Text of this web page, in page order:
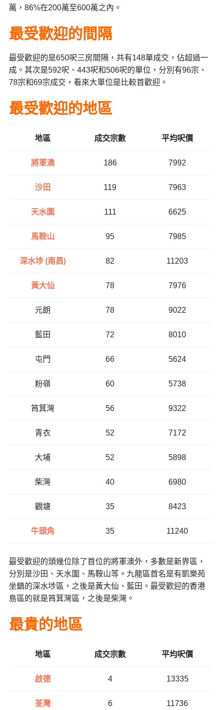
萬，86%在200萬至600萬之內。
最受歡迎的間隔
最受歡迎的是650呎三房間隔，共有148單成交，佔超過一
成。其次是592呎、443呎和506呎的單位，分別有96宗、
78宗和69宗成交，看來大單位是比較首歡迎。
最受歡迎的地區
地區 成交宗數 平均呎價
將軍澳 186 7992
沙田 119 7963
天水圍 111 6625
馬鞍山 95 7985
深水埗 (南昌) 82 11203
黃大仙 78 7976
元朗 78 9022
藍田 72 8010
屯門 66 5624
粉嶺 60 5738
筲箕灣 56 9322
青衣 52 7172
大埔 52 5898
柴灣 40 6980
觀塘 35 8423
牛頭角 35 11240
最受歡迎的頭幾位除了首位的將軍澳外，多數是新界區，
分別是沙田、天水圍、馬鞍山等。九龍區首名是有凱樂苑
坐鎮的深水埗區，之後是黃大仙、藍田。最受歡迎的香港
島區的就是筲箕灣區，之後是柴灣。
最貴的地區
地區 成交宗數 平均呎價
啟德 4 13335
荃灣 6 11736